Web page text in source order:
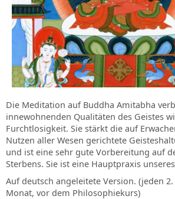
Die Meditation auf Buddha Amitabha
innewohnenden Qualitäten des Geistes
Furchtlosigkeit. Sie stärkt die auf
Nutzen aller Wesen gerichtete
und ist eine sehr gute Vorbereitung auf
Sterbens. Sie ist eine Hauptpraxis
Auf deutsch angeleitete Version. (jeden
Monat, vor dem Philosophiekurs)